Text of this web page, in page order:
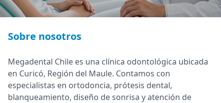
Sobre nosotros
Megadental Chile es una clínica odontológica ubicada
en Curicó, Región del Maule. Contamos con
especialistas en ortodoncia, prótesis dental,
blanqueamiento, diseño de sonrisa y atención de